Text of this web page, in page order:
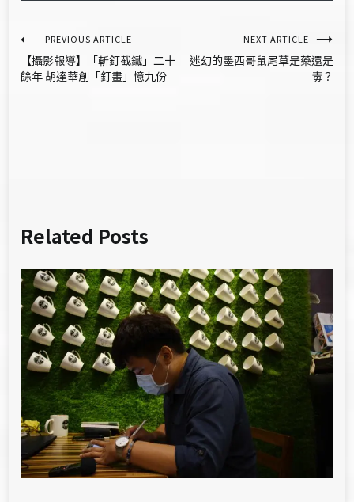
文
章
PREVIOUS ARTICLE
【攝影報導】「斬釘截鐵」二十
餘年 胡達華創「釘畫」憶九份
NEXT ARTICLE
迷幻的墨西哥鼠尾草是藥還是
毒？
Related Posts